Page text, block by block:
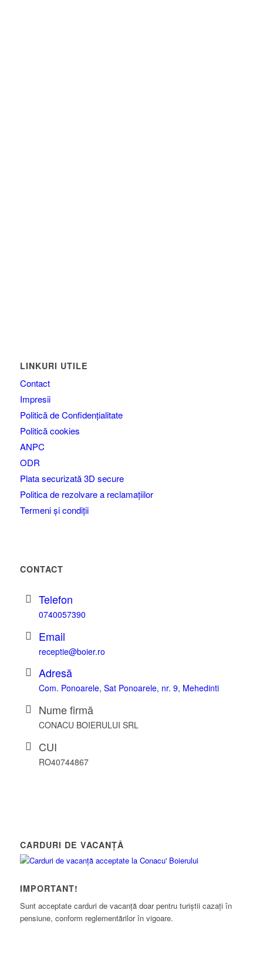
LINKURI UTILE
Contact
Impresii
Politică de Confidențialitate
Politică cookies
ANPC
ODR
Plata securizată 3D secure
Politica de rezolvare a reclamațiilor
Termeni și condiții
CONTACT
Telefon
0740057390
Email
receptie@boier.ro
Adresă
Com. Ponoarele, Sat Ponoarele, nr. 9, Mehedinti
Nume firmă
CONACU BOIERULUI SRL
CUI
RO40744867
CARDURI DE VACANȚĂ
IMPORTANT!
Sunt acceptate carduri de vacanță doar pentru turiștii cazați în
pensiune, conform reglementărilor în vigoare.